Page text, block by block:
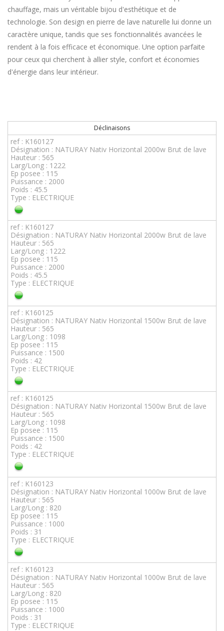
chauffage, mais un véritable bijou d'esthétique et de
technologie. Son design en pierre de lave naturelle lui donne un
caractère unique, tandis que ses fonctionnalités avancées le
rendent à la fois efficace et économique. Une option parfaite
pour ceux qui cherchent à allier style, confort et économies
d'énergie dans leur intérieur.
Déclinaisons
ref : K160127
Désignation : NATURAY Nativ Horizontal 2000w Brut de lave
Hauteur : 565
Larg/Long : 1222
Ep posee : 115
Puissance : 2000
Poids : 45.5
Type : ELECTRIQUE
ref : K160127
Désignation : NATURAY Nativ Horizontal 2000w Brut de lave
Hauteur : 565
Larg/Long : 1222
Ep posee : 115
Puissance : 2000
Poids : 45.5
Type : ELECTRIQUE
ref : K160125
Désignation : NATURAY Nativ Horizontal 1500w Brut de lave
Hauteur : 565
Larg/Long : 1098
Ep posee : 115
Puissance : 1500
Poids : 42
Type : ELECTRIQUE
ref : K160125
Désignation : NATURAY Nativ Horizontal 1500w Brut de lave
Hauteur : 565
Larg/Long : 1098
Ep posee : 115
Puissance : 1500
Poids : 42
Type : ELECTRIQUE
ref : K160123
Désignation : NATURAY Nativ Horizontal 1000w Brut de lave
Hauteur : 565
Larg/Long : 820
Ep posee : 115
Puissance : 1000
Poids : 31
Type : ELECTRIQUE
ref : K160123
Désignation : NATURAY Nativ Horizontal 1000w Brut de lave
Hauteur : 565
Larg/Long : 820
Ep posee : 115
Puissance : 1000
Poids : 31
Type : ELECTRIQUE